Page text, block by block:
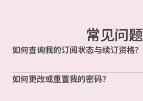
常见问题
如何查询我的订阅状态与续订资格?
如何更改或重置我的密码？